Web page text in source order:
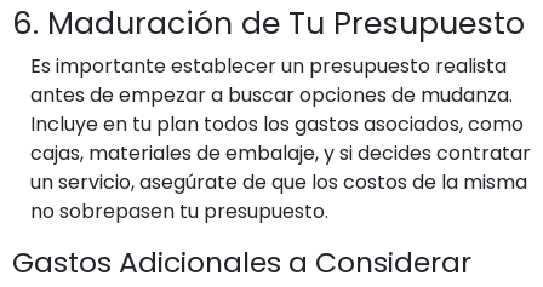
6. Maduración de Tu Presupuesto
Es importante establecer un presupuesto realista
antes de empezar a buscar opciones de mudanza.
Incluye en tu plan todos los gastos asociados, como
cajas, materiales de embalaje, y si decides contratar
un servicio, asegúrate de que los costos de la misma
no sobrepasen tu presupuesto.
Gastos Adicionales a Considerar